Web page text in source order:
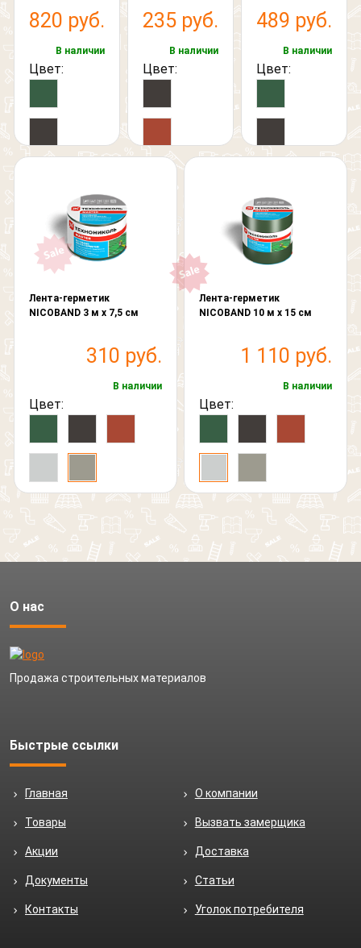
820 руб.
В наличии
Цвет:
235 руб.
В наличии
Цвет:
489 руб.
В наличии
Цвет:
Лента-герметик
NICOBAND 3 м х 7,5 см
310 руб.
В наличии
Цвет:
Лента-герметик
NICOBAND 10 м х 15 см
1 110 руб.
В наличии
Цвет:
О нас
Продажа строительных материалов
Быстрые ссылки
Главная О компании
Товары Вызвать замерщика
Акции Доставка
Документы Статьи
Контакты Уголок потребителя